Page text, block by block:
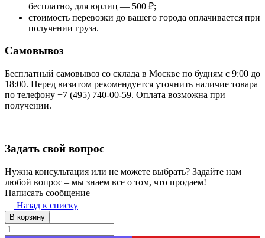
бесплатно, для юрлиц — 500 ₽;
стоимость перевозки до вашего города оплачивается при
получении груза.
Самовывоз
Бесплатный самовывоз со склада в Москве по будням с 9:00 до
18:00. Перед визитом рекомендуется уточнить наличие товара
по телефону +7 (495) 740-00-59. Оплата возможна при
получении.
Задать свой вопрос
Нужна консультация или не можете выбрать? Задайте нам
любой вопрос – мы знаем все о том, что продаем!
Написать сообщение
Назад к списку
В корзину